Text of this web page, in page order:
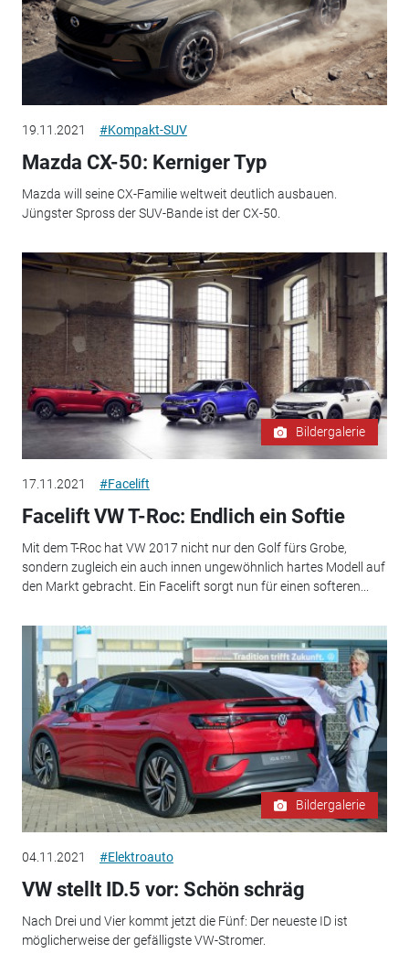
19.11.2021 #Kompakt-SUV
Mazda CX-50: Kerniger Typ
Mazda will seine CX-Familie weltweit deutlich ausbauen.
Jüngster Spross der SUV-Bande ist der CX-50.
Bildergalerie
17.11.2021 #Facelift
Facelift VW T-Roc: Endlich ein Softie
Mit dem T-Roc hat VW 2017 nicht nur den Golf fürs Grobe,
sondern zugleich ein auch innen ungewöhnlich hartes Modell auf
den Markt gebracht. Ein Facelift sorgt nun für einen softeren...
Bildergalerie
04.11.2021 #Elektroauto
VW stellt ID.5 vor: Schön schräg
Nach Drei und Vier kommt jetzt die Fünf: Der neueste ID ist
möglicherweise der gefälligste VW-Stromer.